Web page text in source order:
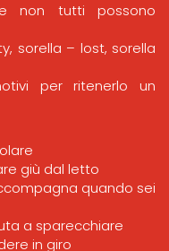
non tutti possono
sorella – lost, sorella
per ritenerlo un
giù dal letto
quando sei
a sparecchiare
in giro